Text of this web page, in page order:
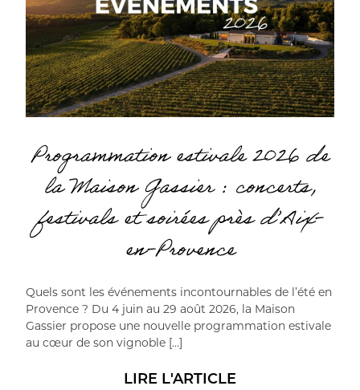
Programmation estivale 2026 de
la Maison Gassier : concerts,
festivals et soirées près d’Aix-
en-Provence
Quels sont les événements incontournables de l’été en
Provence ? Du 4 juin au 29 août 2026, la Maison
Gassier propose une nouvelle programmation estivale
au cœur de son vignoble […]
LIRE L'ARTICLE